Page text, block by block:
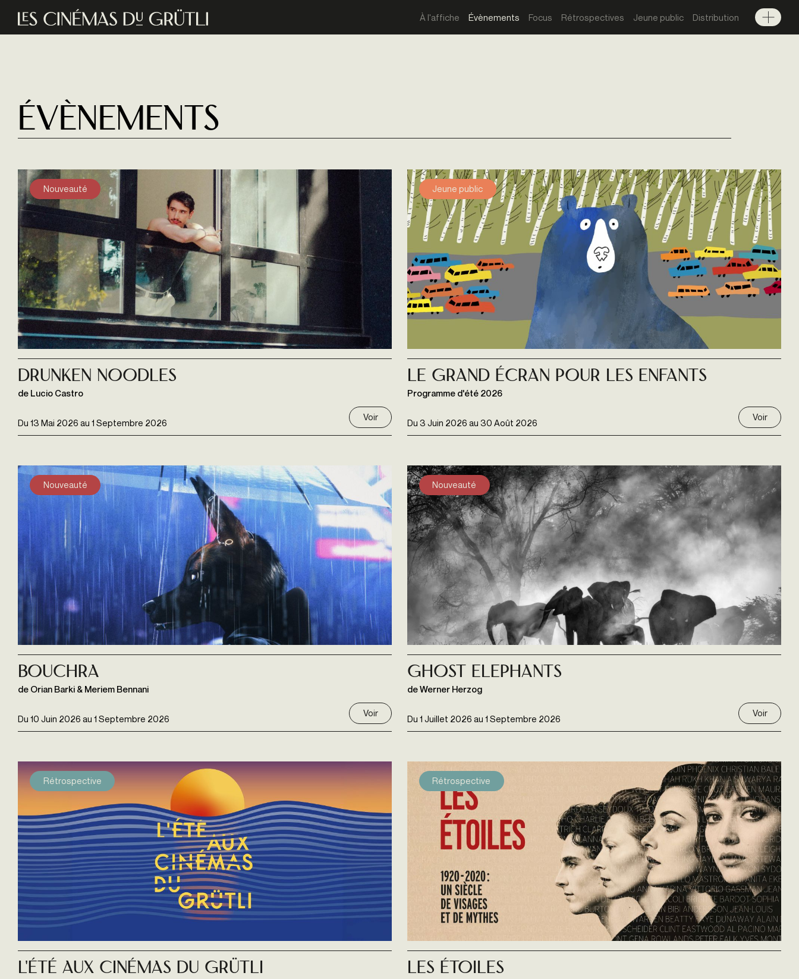
Aller au contenu principal
À l'affiche Évènements Focus Rétrospectives Jeune public Distribution
Menu
Évènements
Nouveauté
Du 13 Mai 2026 au 1 Septembre 2026
Drunken noodles
de Lucio Castro
Voir
Jeune public
Du 3 Juin 2026 au 30 Août 2026
Le grand écran pour les enfants
Programme d'été 2026
Voir
Nouveauté
Du 10 Juin 2026 au 1 Septembre 2026
Bouchra
de Orian Barki & Meriem Bennani
Voir
Nouveauté
Du 1 Juillet 2026 au 1 Septembre 2026
Ghost elephants
de Werner Herzog
Voir
Rétrospective
L'été aux Cinémas du Grütli
Rétrospective
Les étoiles